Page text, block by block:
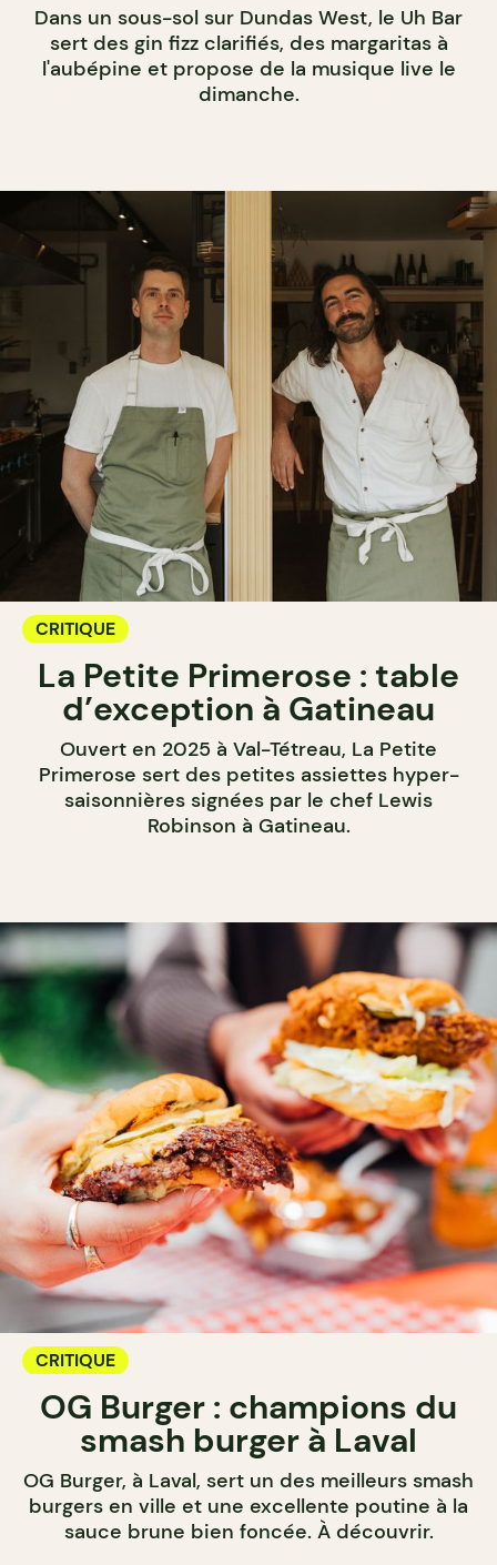
Dans un sous-sol sur Dundas West, le Uh Bar
sert des gin fizz clarifiés, des margaritas à
l'aubépine et propose de la musique live le
dimanche.
CRITIQUE
La Petite Primerose : table
d’exception à Gatineau
Ouvert en 2025 à Val-Tétreau, La Petite
Primerose sert des petites assiettes hyper-
saisonnières signées par le chef Lewis
Robinson à Gatineau.
CRITIQUE
OG Burger : champions du
smash burger à Laval
OG Burger, à Laval, sert un des meilleurs smash
burgers en ville et une excellente poutine à la
sauce brune bien foncée. À découvrir.